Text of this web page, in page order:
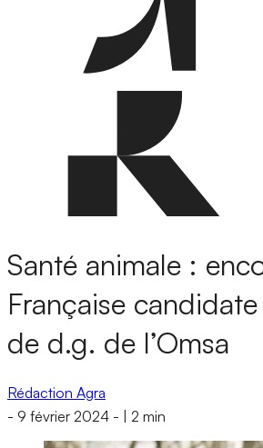
Santé animale :
Française
de d.g. de l’Omsa
Rédaction Agra
- 9 février 2024 - 2 min